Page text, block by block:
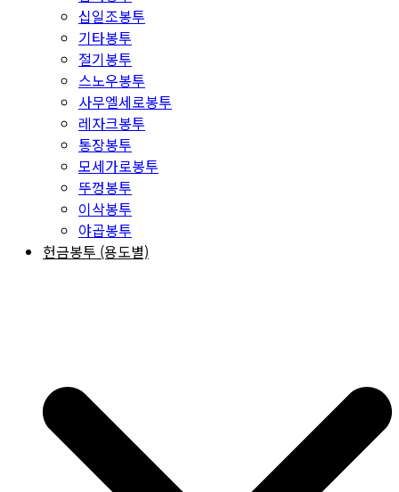
십일조봉투
기타봉투
절기봉투
스노우봉투
사무엘세로봉투
레자크봉투
통장봉투
모세가로봉투
뚜껑봉투
이삭봉투
야곱봉투
헌금봉투 (용도별)